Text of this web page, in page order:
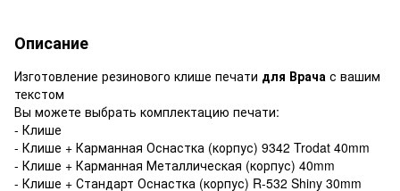
Описание
Изготовление резинового клише печати для Врача с вашим
текстом
Вы можете выбрать комплектацию печати:
- Клише
- Клише + Карманная Оснастка (корпус) 9342 Trodat 40mm
- Клише + Карманная Металлическая (корпус) 40mm
- Клише + Стандарт Оснастка (корпус) R-532 Shiny 30mm